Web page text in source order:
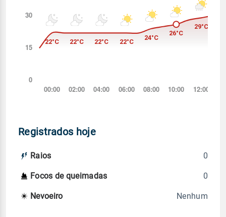
Registrados hoje
Raios 0
Focos de queimadas 0
Nevoeiro Nenhum